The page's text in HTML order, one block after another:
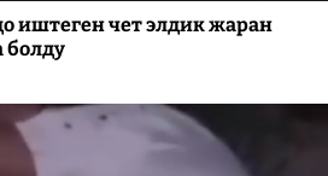
иштеген чет элдик жаран
болду